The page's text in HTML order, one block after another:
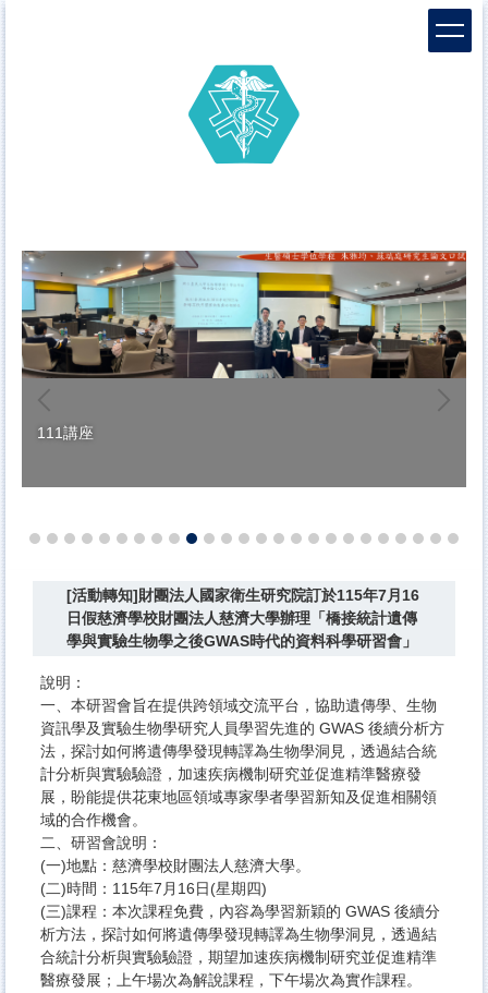
111講座
[活動轉知]財團法人國家衛生研究院訂於115年7月16
日假慈濟學校財團法人慈濟大學辦理「橋接統計遺傳
學與實驗生物學之後GWAS時代的資料科學研習會」
說明：​
一、本研習會旨在提供跨領域交流平台，協助遺傳學、生物
資訊學及實驗生物學研究人員學習先進的 GWAS 後續分析方
法，探討如何將遺傳學發現轉譯為生物學洞見，透過結合統
計分析與實驗驗證，加速疾病機制研究並促進精準醫療發
展，盼能提供花東地區領域專家學者學習新知及促進相關領
域的合作機會。
二、研習會說明：
(一)地點：慈濟學校財團法人慈濟大學。
(二)時間：115年7月16日(星期四)
(三)課程：本次課程免費，內容為學習新穎的 GWAS 後續分
析方法，探討如何將遺傳學發現轉譯為生物學洞見，透過結
合統計分析與實驗驗證，期望加速疾病機制研究並促進精準
醫療發展；上午場次為解說課程，下午場次為實作課程。